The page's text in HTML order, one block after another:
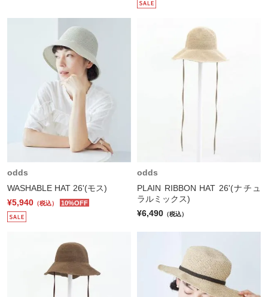
odds
WASHABLE HAT 26'(モス)
¥5,940 （税込） 10%OFF
odds
PLAIN RIBBON HAT 26'(ナチュ
ラルミックス)
¥6,490 （税込）